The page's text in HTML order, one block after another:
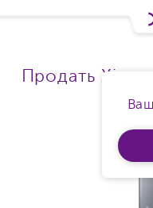
Продать